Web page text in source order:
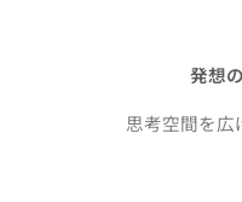
発想
思考空間を広